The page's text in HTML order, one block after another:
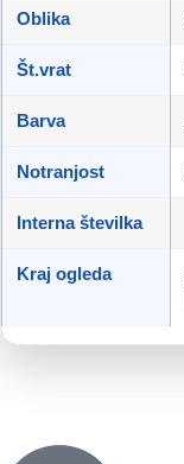
Oblika
Št.vrat
Barva
Notranjost
Interna številka
Kraj ogleda